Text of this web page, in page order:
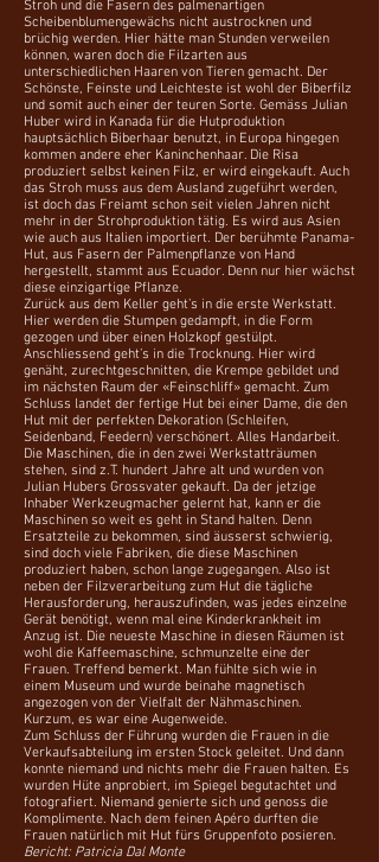
Stroh und die Fasern des palmenartigen
Scheibenblumengewächs nicht austrocknen und
brüchig werden. Hier hätte man Stunden verweilen
können, waren doch die Filzarten aus
unterschiedlichen Haaren von Tieren gemacht. Der
Schönste, Feinste und Leichteste ist wohl der Biberfilz
und somit auch einer der teuren Sorte. Gemäss Julian
Huber wird in Kanada für die Hutproduktion
hauptsächlich Biberhaar benutzt, in Europa hingegen
kommen andere eher Kaninchenhaar. Die Risa
produziert selbst keinen Filz, er wird eingekauft. Auch
das Stroh muss aus dem Ausland zugeführt werden,
ist doch das Freiamt schon seit vielen Jahren nicht
mehr in der Strohproduktion tätig. Es wird aus Asien
wie auch aus Italien importiert. Der berühmte Panama-
Hut, aus Fasern der Palmenpflanze von Hand
hergestellt, stammt aus Ecuador. Denn nur hier wächst
diese einzigartige Pflanze.
Zurück aus dem Keller geht’s in die erste Werkstatt.
Hier werden die Stumpen gedampft, in die Form
gezogen und über einen Holzkopf gestülpt.
Anschliessend geht’s in die Trocknung. Hier wird
genäht, zurechtgeschnitten, die Krempe gebildet und
im nächsten Raum der «Feinschliff» gemacht. Zum
Schluss landet der fertige Hut bei einer Dame, die den
Hut mit der perfekten Dekoration (Schleifen,
Seidenband, Feedern) verschönert. Alles Handarbeit.
Die Maschinen, die in den zwei Werkstatträumen
stehen, sind z.T. hundert Jahre alt und wurden von
Julian Hubers Grossvater gekauft. Da der jetzige
Inhaber Werkzeugmacher gelernt hat, kann er die
Maschinen so weit es geht in Stand halten. Denn
Ersatzteile zu bekommen, sind äusserst schwierig,
sind doch viele Fabriken, die diese Maschinen
produziert haben, schon lange zugegangen. Also ist
neben der Filzverarbeitung zum Hut die tägliche
Herausforderung, herauszufinden, was jedes einzelne
Gerät benötigt, wenn mal eine Kinderkrankheit im
Anzug ist. Die neueste Maschine in diesen Räumen ist
wohl die Kaffeemaschine, schmunzelte eine der
Frauen. Treffend bemerkt. Man fühlte sich wie in
einem Museum und wurde beinahe magnetisch
angezogen von der Vielfalt der Nähmaschinen.
Kurzum, es war eine Augenweide.
Zum Schluss der Führung wurden die Frauen in die
Verkaufsabteilung im ersten Stock geleitet. Und dann
konnte niemand und nichts mehr die Frauen halten. Es
wurden Hüte anprobiert, im Spiegel begutachtet und
fotografiert. Niemand genierte sich und genoss die
Komplimente. Nach dem feinen Apéro durften die
Frauen natürlich mit Hut fürs Gruppenfoto posieren.
Bericht: Patricia Dal Monte